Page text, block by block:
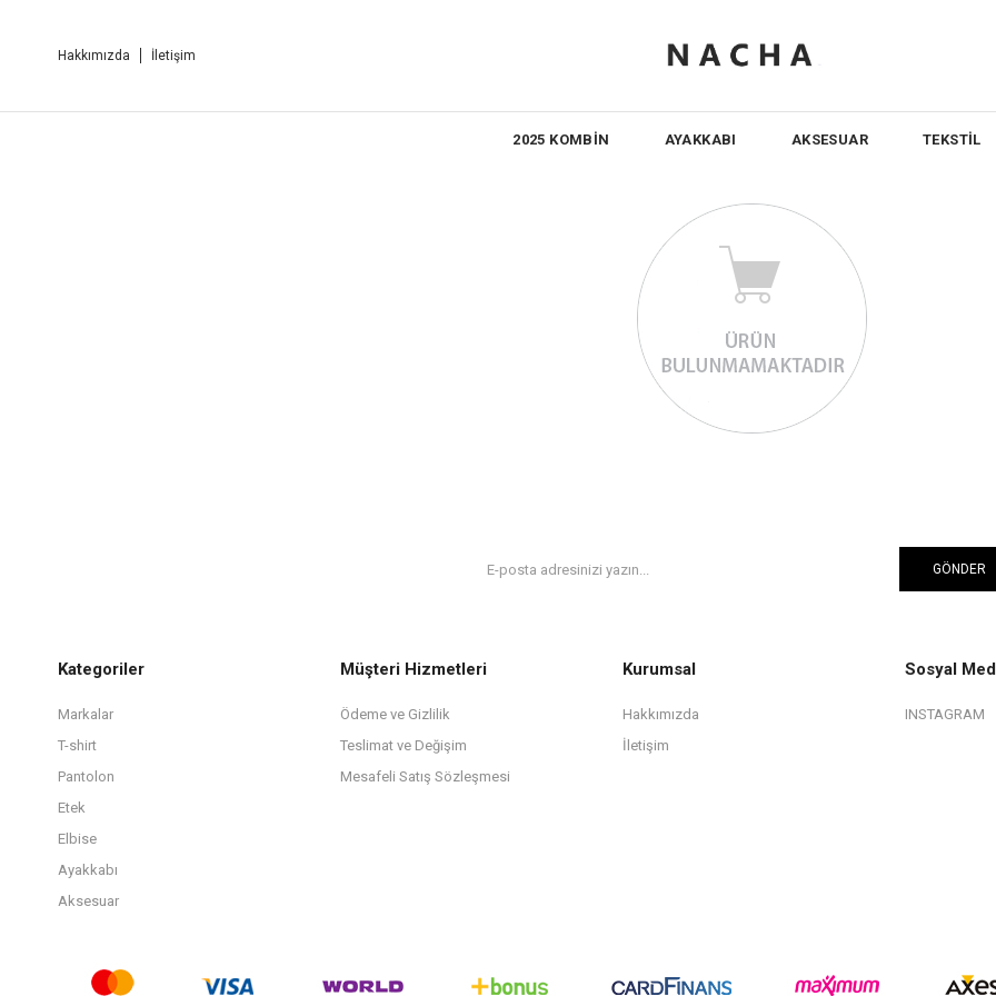
Hakkımızda İletişim
2025 KOMBİN AYAKKABI AKSESUAR TEKSTİL
GÖNDER
Kategoriler
Markalar
T-shirt
Pantolon
Etek
Elbise
Ayakkabı
Aksesuar
Müşteri Hizmetleri
Ödeme ve Gizlilik
Teslimat ve Değişim
Mesafeli Satış Sözleşmesi
Kurumsal
Hakkımızda
İletişim
Sosyal
INSTAGRAM